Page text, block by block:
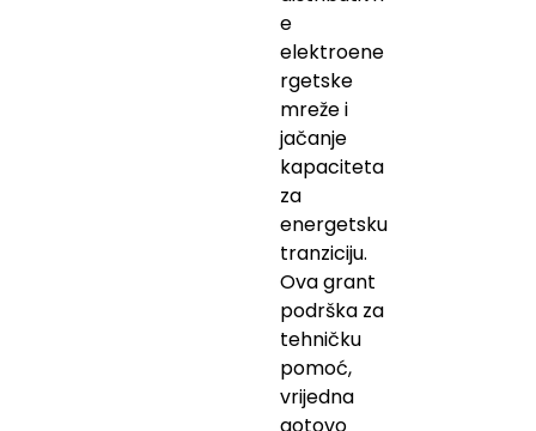
e
elektroene
rgetske
mreže i
jačanje
kapaciteta
za
energetsku
tranziciju.
Ova grant
podrška za
tehničku
pomoć,
vrijedna